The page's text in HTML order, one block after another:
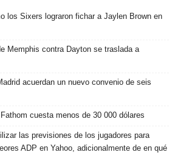
los Sixers lograron fichar a Jaylen Brown en
Memphis contra Dayton se traslada a
acuerdan un nuevo convenio de seis
cuesta menos de 30 000 dólares
las previsiones de los jugadores para
ADP en Yahoo, adicionalmente de en qué